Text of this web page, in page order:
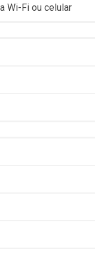
Wi-Fi ou celular